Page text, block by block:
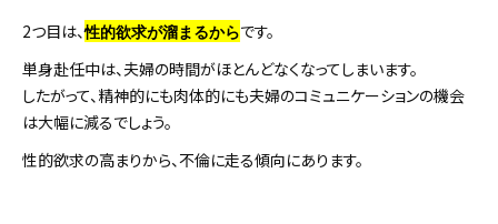
2つ目は、性的欲求が溜まるからです。
単身赴任中は、夫婦の時間がほとんどなくなってしまいます。
したがって、精神的にも肉体的にも夫婦のコミュニケーションの機会
は大幅に減るでしょう。
性的欲求の高まりから、不倫に走る傾向にあります。